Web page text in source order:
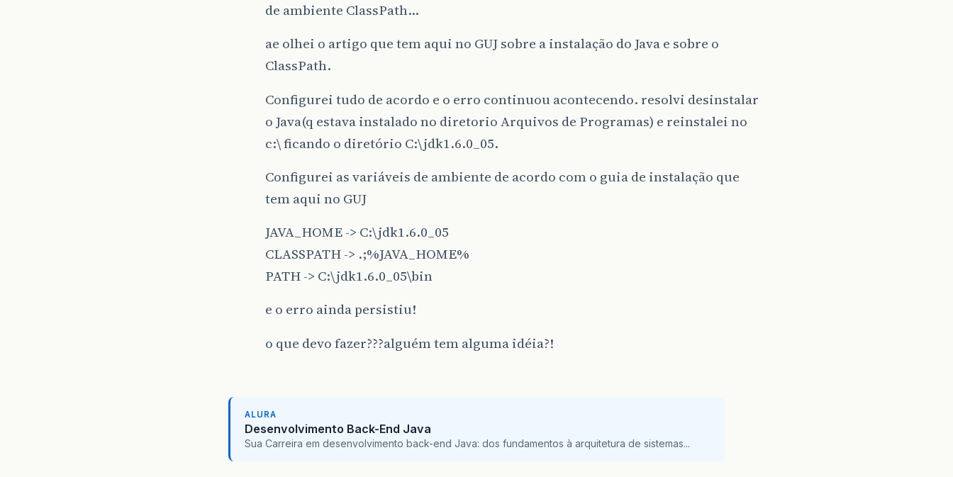
de ambiente ClassPath…
ae olhei o artigo que tem aqui no GUJ sobre a instalação do Java e sobre o
ClassPath.
Configurei tudo de acordo e o erro continuou acontecendo. resolvi desinstalar
o Java(q estava instalado no diretorio Arquivos de Programas) e reinstalei no
c:\ ficando o diretório C:\jdk1.6.0_05.
Configurei as variáveis de ambiente de acordo com o guia de instalação que
tem aqui no GUJ
JAVA_HOME -> C:\jdk1.6.0_05
CLASSPATH -> .;%JAVA_HOME%
PATH -> C:\jdk1.6.0_05\bin
e o erro ainda persistiu!
o que devo fazer???alguém tem alguma idéia?!
ALURA
Desenvolvimento Back-End Java
Sua Carreira em desenvolvimento back-end Java: dos fundamentos à arquitetura de sistemas...